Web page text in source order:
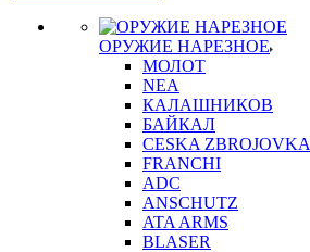
ОРУЖИЕ НАРЕЗНОЕ
МОЛОТ
NEA
КАЛАШНИКОВ
БАЙКАЛ
CESKA ZBROJOVKA
FRANCHI
ADC
ANSCHUTZ
ATA ARMS
BLASER